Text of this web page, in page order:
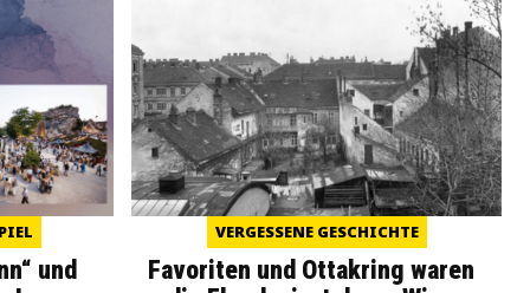
und
VERGESSENE GESCHICHTE
Favoriten und Ottakring waren